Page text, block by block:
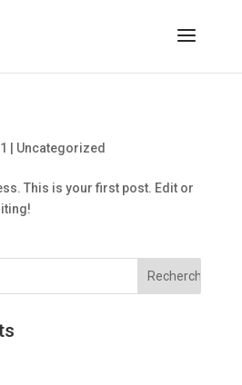
Uncategorized
This is your first post. Edit or